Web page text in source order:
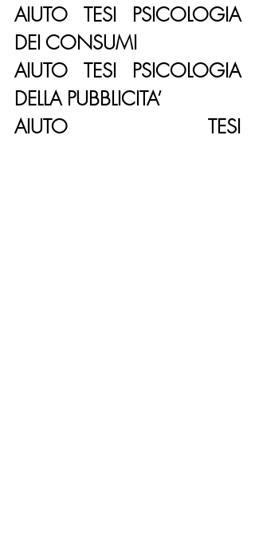
AIUTO TESI PSICOLOGIA
DEI CONSUMI
AIUTO TESI PSICOLOGIA
DELLA PUBBLICITA’
AIUTO TESI